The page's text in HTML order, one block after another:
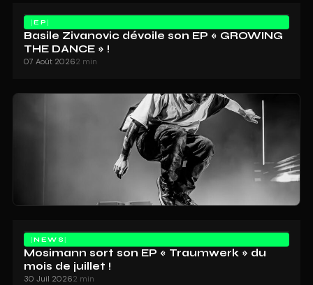
EP
Basile Zivanovic dévoile son EP « GROWING
THE DANCE » !
07 Août 20262 min
NEWS
Mosimann sort son EP « Traumwerk » du
mois de juillet !
30 Juil 20262 min